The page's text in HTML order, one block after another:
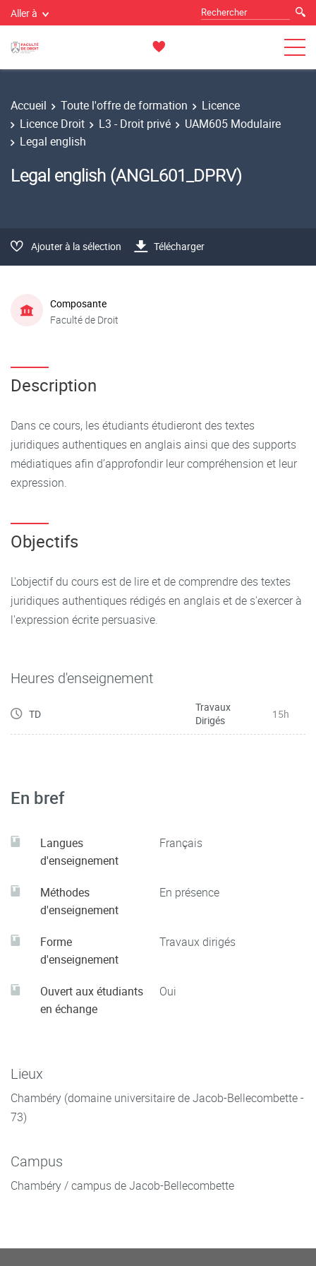
Aller à
Accueil Toute l'offre de formation
Licence
Licence Droit
L3 - Droit privé
UAM605 Modulaire
Legal english
Legal english (ANGL601_DPRV)
Ajouter à la sélection Télécharger
Composante
Faculté de Droit
Description
Dans ce cours, les étudiants étudieront des textes
juridiques authentiques en anglais ainsi que des supports
médiatiques afin d’approfondir leur compréhension et leur
expression.
Objectifs
L'objectif du cours est de lire et de comprendre des textes
juridiques authentiques rédigés en anglais et de s'exercer à
l'expression écrite persuasive.
Heures d'enseignement
TD
Travaux
Dirigés
15h
En bref
Langues
d'enseignement
Français
Méthodes
d'enseignement
En présence
Forme
d'enseignement
Travaux dirigés
Ouvert aux étudiants
en échange
Oui
Lieux
Chambéry (domaine universitaire de Jacob-Bellecombette -
73)
Campus
Chambéry / campus de Jacob-Bellecombette